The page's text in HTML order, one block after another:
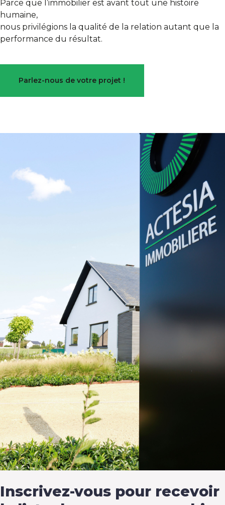
Parce que l’immobilier est avant tout une histoire
humaine,
nous privilégions la qualité de la relation autant que la
performance du résultat.
Parlez-nous de votre projet !
Inscrivez-vous pour recevoir